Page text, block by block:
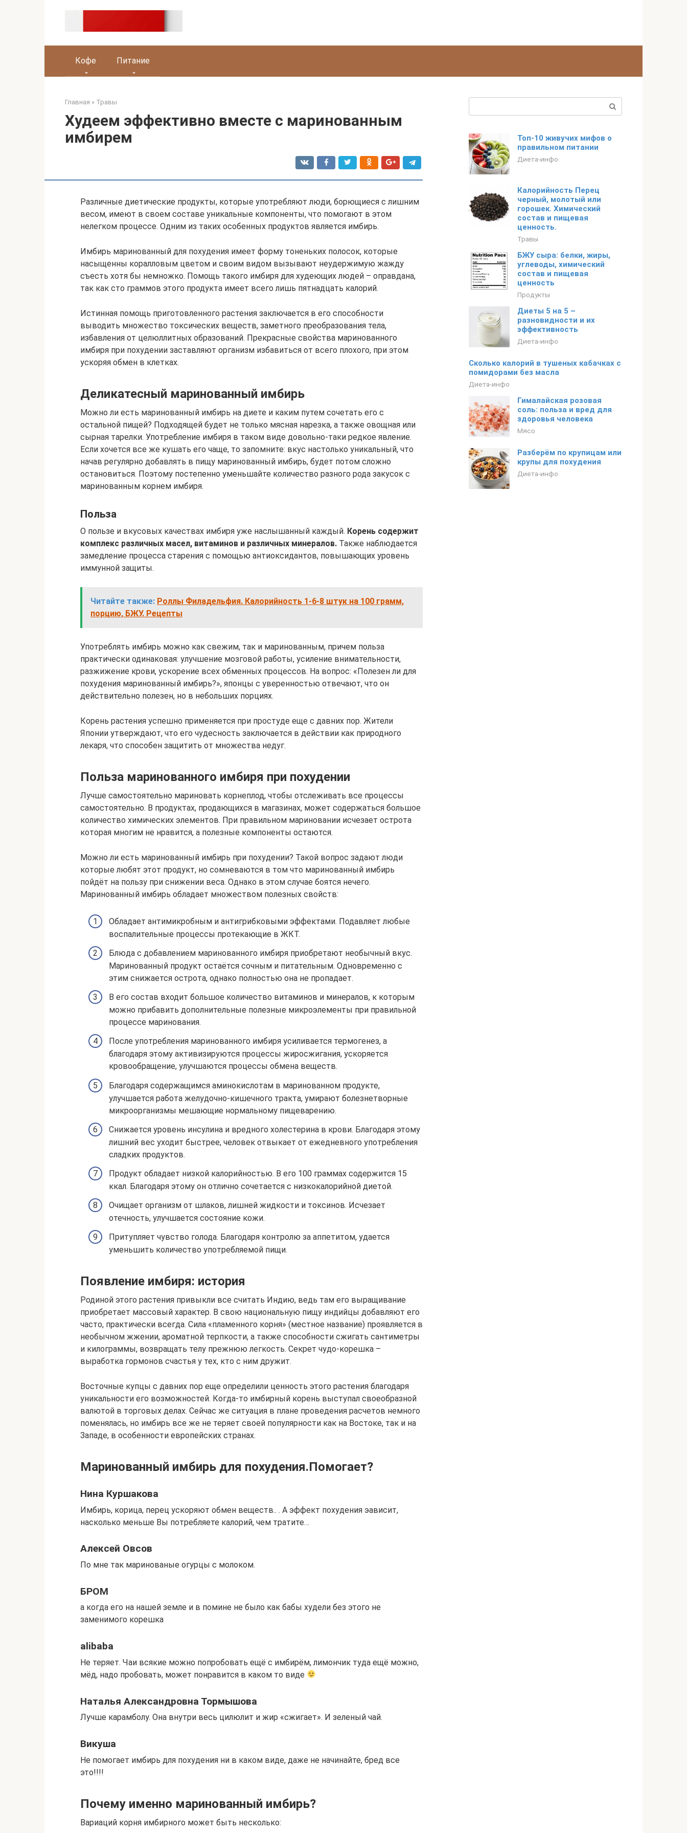
Кофе Питание
Главная » Травы
Худеем эффективно вместе с маринованным
имбирем
Различные диетические продукты, которые употребляют люди, борющиеся с лишним
весом, имеют в своем составе уникальные компоненты, что помогают в этом
нелегком процессе. Одним из таких особенных продуктов является имбирь.
Имбирь маринованный для похудения имеет форму тоненьких полосок, которые
насыщенны коралловым цветом и своим видом вызывают неудержимую жажду
съесть хотя бы немножко. Помощь такого имбиря для худеющих людей – оправдана,
так как сто граммов этого продукта имеет всего лишь пятнадцать калорий.
Истинная помощь приготовленного растения заключается в его способности
выводить множество токсических веществ, заметного преобразования тела,
избавления от целюллитных образований. Прекрасные свойства маринованного
имбиря при похудении заставляют организм избавиться от всего плохого, при этом
ускоряя обмен в клетках.
Деликатесный маринованный имбирь
Можно ли есть маринованный имбирь на диете и каким путем сочетать его с
остальной пищей? Подходящей будет не только мясная нарезка, а также овощная или
сырная тарелки. Употребление имбиря в таком виде довольно-таки редкое явление.
Если хочется все же кушать его чаще, то запомните: вкус настолько уникальный, что
начав регулярно добавлять в пищу маринованный имбирь, будет потом сложно
остановиться. Поэтому постепенно уменьшайте количество разного рода закусок с
маринованным корнем имбиря.
Польза
О пользе и вкусовых качествах имбиря уже наслышанный каждый. Корень содержит
комплекс различных масел, витаминов и различных минералов. Также наблюдается
замедление процесса старения с помощью антиоксидантов, повышающих уровень
иммунной защиты.
Читайте также: Роллы Филадельфия. Калорийность 1-6-8 штук на 100 грамм,
порцию, БЖУ. Рецепты
Употреблять имбирь можно как свежим, так и маринованным, причем польза
практически одинаковая: улучшение мозговой работы, усиление внимательности,
разжижение крови, ускорение всех обменных процессов. На вопрос: «Полезен ли для
похудения маринованный имбирь?», японцы с уверенностью отвечают, что он
действительно полезен, но в небольших порциях.
Корень растения успешно применяется при простуде еще с давних пор. Жители
Японии утверждают, что его чудесность заключается в действии как природного
лекаря, что способен защитить от множества недуг.
Польза маринованного имбиря при похудении
Лучше самостоятельно мариновать корнеплод, чтобы отслеживать все процессы
самостоятельно. В продуктах, продающихся в магазинах, может содержаться большое
количество химических элементов. При правильном мариновании исчезает острота
которая многим не нравится, а полезные компоненты остаются.
Можно ли есть маринованный имбирь при похудении? Такой вопрос задают люди
которые любят этот продукт, но сомневаются в том что маринованный имбирь
пойдёт на пользу при снижении веса. Однако в этом случае боятся нечего.
Маринованный имбирь обладает множеством полезных свойств:
Обладает антимикробным и антигрибковыми эффектами. Подавляет любые
воспалительные процессы протекающие в ЖКТ.
Блюда с добавлением маринованного имбиря приобретают необычный вкус.
Маринованный продукт остаётся сочным и питательным. Одновременно с
этим снижается острота, однако полностью она не пропадает.
В его состав входит большое количество витаминов и минералов, к которым
можно прибавить дополнительные полезные микроэлементы при правильной
процессе маринования.
После употребления маринованного имбиря усиливается термогенез, а
благодаря этому активизируются процессы жиросжигания, ускоряется
кровообращение, улучшаются процессы обмена веществ.
Благодаря содержащимся аминокислотам в маринованном продукте,
улучшается работа желудочно-кишечного тракта, умирают болезнетворные
микроорганизмы мешающие нормальному пищеварению.
Снижается уровень инсулина и вредного холестерина в крови. Благодаря этому
лишний вес уходит быстрее, человек отвыкает от ежедневного употребления
сладких продуктов.
Продукт обладает низкой калорийностью. В его 100 граммах содержится 15
ккал. Благодаря этому он отлично сочетается с низкокалорийной диетой.
Очищает организм от шлаков, лишней жидкости и токсинов. Исчезает
отечность, улучшается состояние кожи.
Притупляет чувство голода. Благодаря контролю за аппетитом, удается
уменьшить количество употребляемой пищи.
Появление имбиря: история
Родиной этого растения привыкли все считать Индию, ведь там его выращивание
приобретает массовый характер. В свою национальную пищу индийцы добавляют его
часто, практически всегда. Сила «пламенного корня» (местное название) проявляется в
необычном жжении, ароматной терпкости, а также способности сжигать сантиметры
и килограммы, возвращать телу прежнюю легкость. Секрет чудо-корешка –
выработка гормонов счастья у тех, кто с ним дружит.
Восточные купцы с давних пор еще определили ценность этого растения благодаря
уникальности его возможностей. Когда-то имбирный корень выступал своеобразной
валютой в торговых делах. Сейчас же ситуация в плане проведения расчетов немного
поменялась, но имбирь все же не теряет своей популярности как на Востоке, так и на
Западе, в особенности европейских странах.
Маринованный имбирь для похудения.Помогает?
Нина Куршакова
Имбирь, корица, перец ускоряют обмен веществ.. . А эффект похудения эависит,
насколько меньше Вы потребляете калорий, чем тратите…
Алексей Овсов
По мне так маринованые огурцы с молоком.
БРОМ
а когда его на нашей земле и в помине не было как бабы худели без этого не
заменимого корешка
alibaba
Не теряет. Чаи всякие можно попробовать ещё с имбирём, лимончик туда ещё можно,
мёд, надо пробовать, может понравится в каком то виде
Наталья Александровна Тормышова
Лучше карамболу. Она внутри весь цилюлит и жир «сжигает». И зеленый чай.
Викуша
Не помогает имбирь для похудения ни в каком виде, даже не начинайте, бред все
это!!!!
Почему именно маринованный имбирь?
Вариаций корня имбирного может быть несколько:
Топ-10 живучих мифов о
правильном питании
Диета-инфо
Калорийность Перец
черный, молотый или
горошек. Химический
состав и пищевая
ценность.
Травы
БЖУ сыра: белки, жиры,
углеводы, химический
состав и пищевая
ценность
Продукты
Диеты 5 на 5 –
разновидности и их
эффективность
Диета-инфо
Сколько калорий в тушеных кабачках с
помидорами без масла
Диета-инфо
Гималайская розовая
соль: польза и вред для
здоровья человека
Мясо
Разберём по крупицам или
крупы для похудения
Диета-инфо